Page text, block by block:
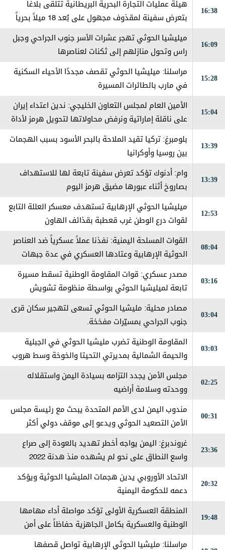
16:38
هيئة عمليات التجارة البحرية البريطانية تتلقى بلاغاً
بتعرض سفينة لمقذوف مجهول على بُعد 18 ميلاً بحرياً
حريق على متنها وتم إخماده
16:09
ميليشيا الحوثي تهجر عشرات الأسر جنوب الجراحي وجبل
راس وتحول منازلهم إلى ثكنات لعناصرها
15:28
مراسلنا: ميليشيا الحوثي تقصف مجددًا الأحياء السكنية
في مارب بالطائرات المسيرة
15:04
الأمين العام لمجلس التعاون الخليجي: ندين اعتداء إيران
على ناقلة إماراتية ونرفض محاولاتها لتحويل هرمز لأداة
13:39
بلومبرغ: تركيا تقيد الملاحة بالبحر الأسود بسبب الهجمات
بين روسيا وأوكرانيا
13:39
وام: أدنوك تؤكد تعرض سفينة تابعة لها للاستهداف
بصاروخ أثناء عبورها مضيق هرمز اليوم
12:53
ميليشيا الحوثي الإرهابية تستهدف معسكر العللة التابع
لقوات درع الوطن غرب قعطبة بقذائف الهاون
08:04
القوات المسلحة اليمنية: نفذنا عملاً عسكرياً ضد العناصر
الحوثية الإرهابية وعتادها العسكري في عدة جبهات
03:16
مصدر عسكري: قوات المقاومة الوطنية تسقط مسيرة
تابعة لميليشيا الحوثي بواسطة منظومة تشويش
03:04
مصادر محلية: مليشيا الحوثي تسعى لتهجير سكان قرى
جنوب الجراحي بمسيّرات مفخخة.
03:03
المقاومة الوطنية تضرب مليشيا الحوثي في الجبلية
والحيمة الشمالية بمديرتي التحيتا والخوخة وسط هروب
02:25
مجلس الأمن يجدد التزامه بسيادة اليمن واستقلاله
ووحدته وسلامة أراضيه
00:31
مندوب اليمن لدى الأمم المتحدة يبحث مع رئيسة مجلس
الأمن التصعيد الحوثي ويدعو إلى موقف دولي أكثر
23:36
غروندبرغ: اليمن يواجه أخطر تهديد بالعودة إلى صراع
واسع النطاق على نحو لم يشهده منذ هدنة 2022
20:32
الاتحاد الأوروبي يدين هجمات المليشيا الحوثية ويؤكد
دعمه للحكومة اليمنية
19:48
المنطقة العسكرية الأولى تؤكد مواصلة أداء مهامها
الوطنية والعسكرية بكامل الجاهزية حفاظاً على أمن
مراسلنا: مليشيا الحوثي الإرهابية تواصل قصفها